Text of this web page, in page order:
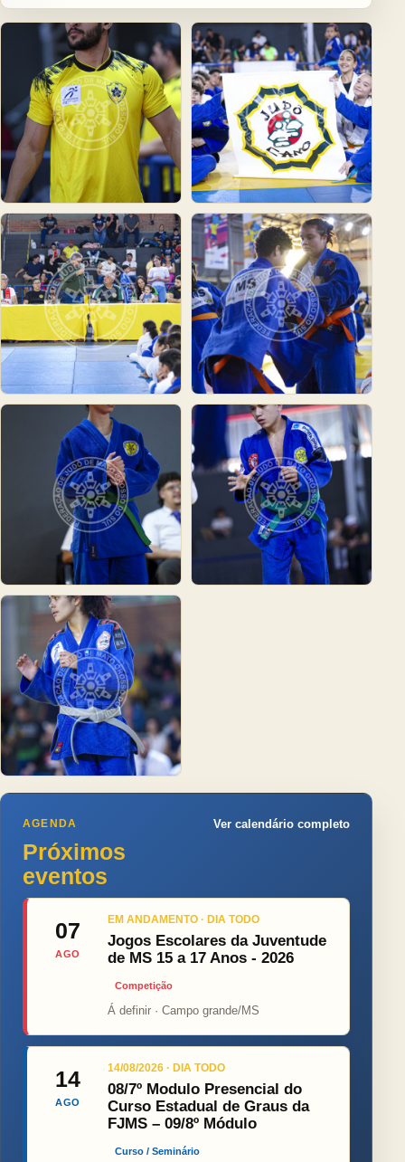
AGENDA
Próximos
eventos
Ver calendário completo
07
AGO
EM ANDAMENTO · DIA TODO
Jogos Escolares da Juventude
de MS 15 a 17 Anos - 2026
Competição
Á definir · Campo grande/MS
14
AGO
14/08/2026 · DIA TODO
08/7º Modulo Presencial do
Curso Estadual de Graus da
FJMS – 09/8º Módulo
Curso / Seminário